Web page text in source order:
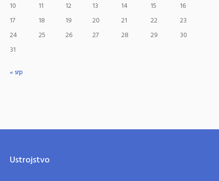
10
11 12 13 14 15
16
17
18 19 20 21 22
23
24
25 26 27 28 29
30
31
« srp
Ustrojstvo